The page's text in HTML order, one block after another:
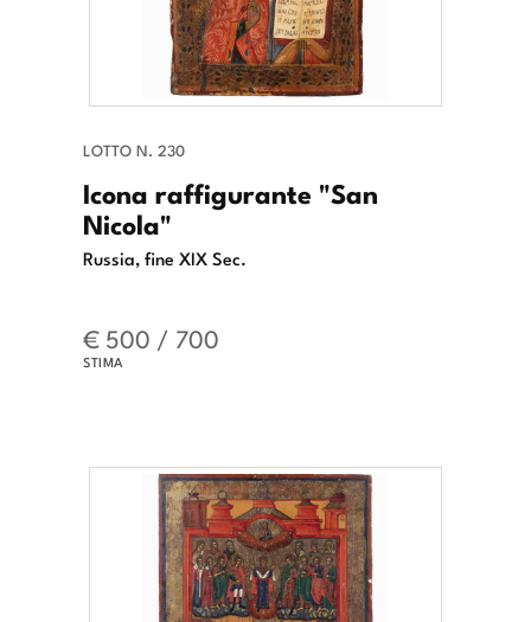
LOTTO N. 230
Icona raffigurante "San
Nicola"
Russia, fine XIX Sec.
€ 500 / 700
STIMA